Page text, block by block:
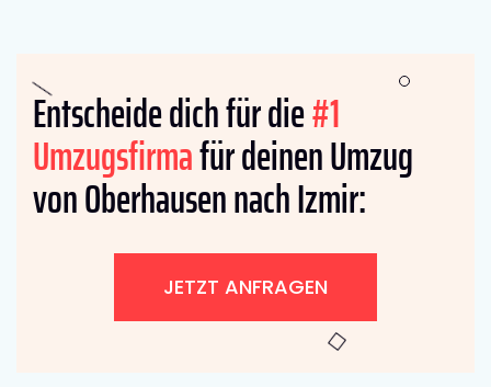
Entscheide dich für die#1
Umzugsfirmafür deinen Umzug
von Oberhausen nach Izmir:
JETZT ANFRAGEN